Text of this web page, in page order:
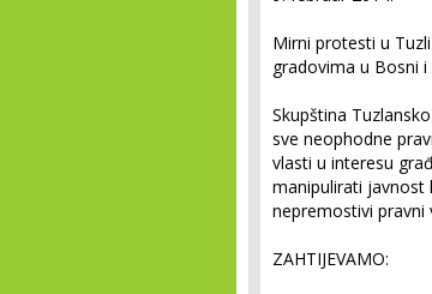
Mirni protesti u
gradovima u Bosni i
Skupština
sve neophodne
vlasti u interesu
manipulirati javnost
nepremostivi pravni
ZAHTIJEVAMO: